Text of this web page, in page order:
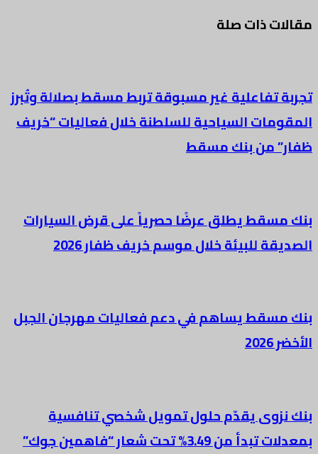
مقالات ذات صلة
تجربة تفاعلية غير مسبوقة تربط مسقط بصلالة وتُبرز
المقومات السياحية للسلطنة خلال فعاليات “خريف
ظفار” من بنك مسقط
بنك مسقط يطلق عرضًا حصرياً على قرض السيارات
الصديقة للبيئة خلال موسم خريف ظفار 2026
بنك مسقط يساهم في دعم فعاليات مهرجان الجبل
الأخضر 2026
بنك نزوى يقدّم حلول تمويل شخصي تنافسية
بمعدلات تبدأ من 3.49% تحت شعار “فاهمين جوك”